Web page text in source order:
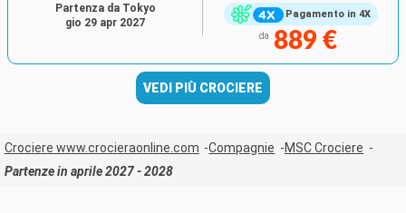
Pagamento in 4X
da 889 €
Partenza da Tokyo
gio 29 apr 2027
VEDI PIÙ CROCIERE
Crociere www.crocieraonline.com Compagnie
MSC Crociere
Partenze in aprile 2027 - 2028